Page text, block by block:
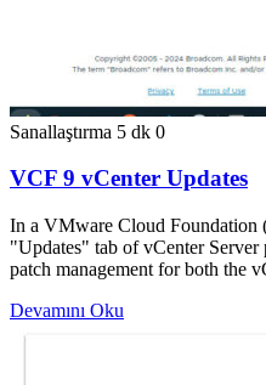
Sanallaştırma 5 dk 0
VCF 9 vCenter Updates
In a VMware Cloud Foundation
"Updates" tab of vCenter Server
patch management for both the
Devamını Oku